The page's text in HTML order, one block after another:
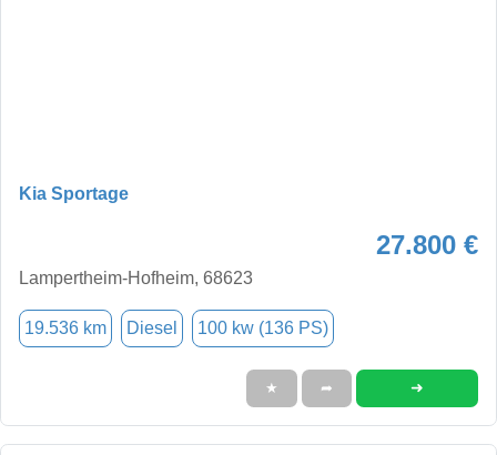
Kia Sportage
27.800 €
Lampertheim-Hofheim, 68623
19.536 km Diesel 100 kw (136 PS)
★ ➦ ➜